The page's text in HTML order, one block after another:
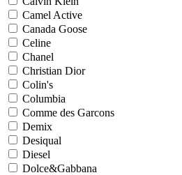
Camel Active
Canada Goose
Celine
Chanel
Christian Dior
Colin's
Columbia
Comme des Garcons
Demix
Desiqual
Diesel
Dolce&Gabbana